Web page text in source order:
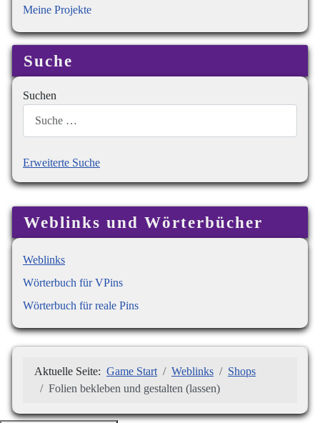
Weblinks und Wörterbücher
Weblinks
Wörterbuch für VPins
Wörterbuch für reale Pins
Meine Projekte
Suche
Suchen
Erweiterte Suche
Aktuelle Seite: Game Start Weblinks
Shops
Folien bekleben und gestalten (lassen)